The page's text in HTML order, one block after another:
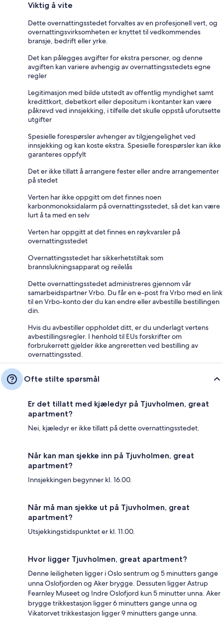
Viktig å vite
Dette overnattingsstedet forvaltes av en profesjonell vert, og
overnattingsvirksomheten er knyttet til vedkommendes
bransje, bedrift eller yrke.
Det kan pålegges avgifter for ekstra personer, og denne
avgiften kan variere avhengig av overnattingsstedets egne
regler
Legitimasjon med bilde utstedt av offentlig myndighet samt
kredittkort, debetkort eller depositum i kontanter kan være
påkrevd ved innsjekking, i tilfelle det skulle oppstå uforutsette
utgifter
Spesielle forespørsler avhenger av tilgjengelighet ved
innsjekking og kan koste ekstra. Spesielle forespørsler kan ikke
garanteres oppfylt
Det er ikke tillatt å arrangere fester eller andre arrangementer
på stedet
Verten har ikke oppgitt om det finnes noen
karbonmonoksidalarm på overnattingsstedet, så det kan være
lurt å ta med en selv
Verten har oppgitt at det finnes en røykvarsler på
overnattingsstedet
Overnattingsstedet har sikkerhetstiltak som
brannslukningsapparat og reilelås
Dette overnattingsstedet administreres gjennom vår
samarbeidspartner Vrbo. Du får en e-post fra Vrbo med en link
til en Vrbo-konto der du kan endre eller avbestille bestillingen
din.
Hvis du avbestiller oppholdet ditt, er du underlagt vertens
avbestillingsregler. I henhold til EUs forskrifter om
forbrukerrett gjelder ikke angreretten ved bestilling av
overnattingssted.
Ofte stilte spørsmål
Er det tillatt med kjæledyr på Tjuvholmen, great
apartment?
Nei, kjæledyr er ikke tillatt på dette overnattingsstedet.
Når kan man sjekke inn på Tjuvholmen, great
apartment?
Innsjekkingen begynner kl. 16.00.
Når må man sjekke ut på Tjuvholmen, great
apartment?
Utsjekkingstidspunktet er kl. 11.00.
Hvor ligger Tjuvholmen, great apartment?
Denne leiligheten ligger i Oslo sentrum og 5 minutters gange
unna Oslofjorden og Aker brygge. Dessuten ligger Astrup
Fearnley Museet og Indre Oslofjord kun 5 minutter unna. Aker
brygge trikkestasjon ligger 6 minutters gange unna og
Vikatorvet trikkestasjon ligger 9 minutters gange unna.